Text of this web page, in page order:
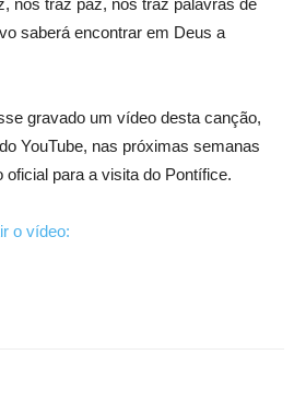
nos traz paz, nos traz palavras de
saberá encontrar em Deus a
gravado um vídeo desta canção,
YouTube, nas próximas semanas
para a visita do Pontífice.
o vídeo: